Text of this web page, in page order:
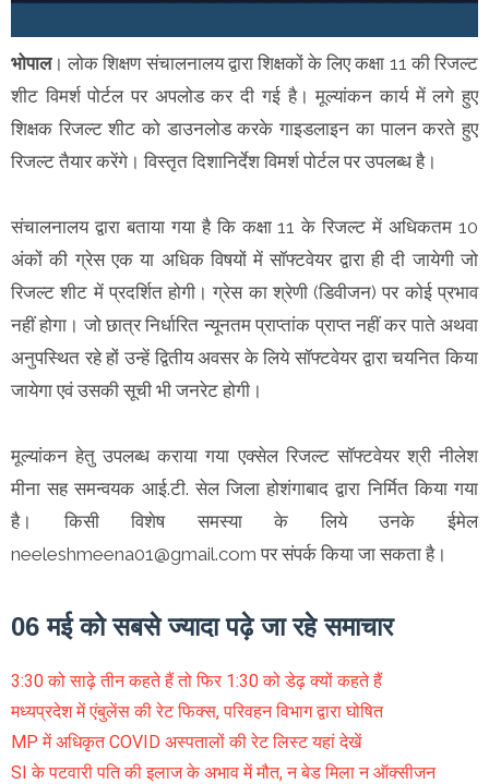
भोपाल। लोक शिक्षण संचालनालय द्वारा शिक्षकों के लिए कक्षा 11 की रिजल्ट
शीट विमर्श पोर्टल पर अपलोड कर दी गई है। मूल्यांकन कार्य में लगे हुए
शिक्षक रिजल्ट शीट को डाउनलोड करके गाइडलाइन का पालन करते हुए
रिजल्ट तैयार करेंगे। विस्तृत दिशानिर्देश विमर्श पोर्टल पर उपलब्ध है।
संचालनालय द्वारा बताया गया है कि कक्षा 11 के रिजल्ट में अधिकतम 10
अंकों की ग्रेस एक या अधिक विषयों में सॉफ्टवेयर द्वारा ही दी जायेगी जो
रिजल्ट शीट में प्रदर्शित होगी। ग्रेस का श्रेणी (डिवीजन) पर कोई प्रभाव
नहीं होगा। जो छात्र निर्धारित न्यूनतम प्राप्तांक प्राप्त नहीं कर पाते अथवा
अनुपस्थित रहे हों उन्हें द्वितीय अवसर के लिये सॉफ्टवेयर द्वारा चयनित किया
जायेगा एवं उसकी सूची भी जनरेट होगी।
मूल्यांकन हेतु उपलब्ध कराया गया एक्सेल रिजल्ट सॉफ्टवेयर श्री नीलेश
मीना सह समन्वयक आई.टी. सेल जिला होशंगाबाद द्वारा निर्मित किया गया
है। किसी विशेष समस्या के लिये उनके ईमेल
neeleshmeena01@gmail.com पर संपर्क किया जा सकता है।
06 मई को सबसे ज्यादा पढ़े जा रहे समाचार
3:30 को साढ़े तीन कहते हैं तो फिर 1:30 को डेढ़ क्यों कहते हैं
मध्यप्रदेश में एंबुलेंस की रेट फिक्स, परिवहन विभाग द्वारा घोषित
MP में अधिकृत COVID अस्पतालों की रेट लिस्ट यहां देखें
SI के पटवारी पति की इलाज के अभाव में मौत, न बेड मिला न ऑक्सीजन